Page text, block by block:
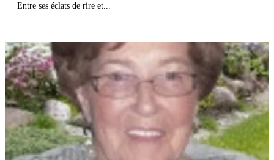
Entre ses éclats de rire et...